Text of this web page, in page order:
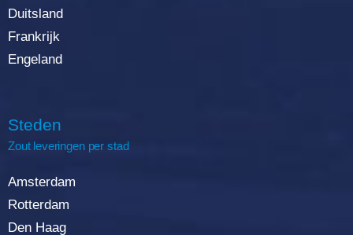
Duitsland
Frankrijk
Engeland
Steden
Zout leveringen per stad
Amsterdam
Rotterdam
Den Haag